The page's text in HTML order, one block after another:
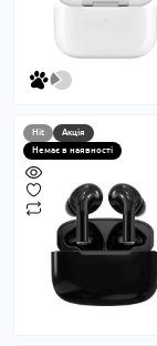
Hit
Акція
Немає в наявності